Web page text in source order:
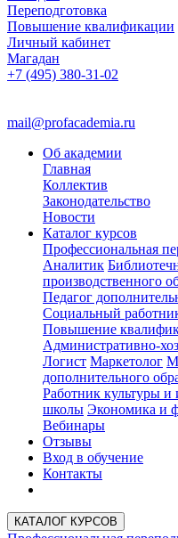
Переподготовка
Повышение квалификации
Личный кабинет
Магадан
+7 (495) 380-31-02
mail@profacademia.ru
Об академии
Главная
Коллектив
Законодательство
Новости
Каталог курсов
Профессиональная
Аналитик
производственного
Педагог
Социальный
Повышение
Административно-
Логист Маркетолог
дополнительного
Работник культуры и
школы Экономика и
Вебинары
Отзывы
Вход в обучение
Контакты
КАТАЛОГ КУРСОВ